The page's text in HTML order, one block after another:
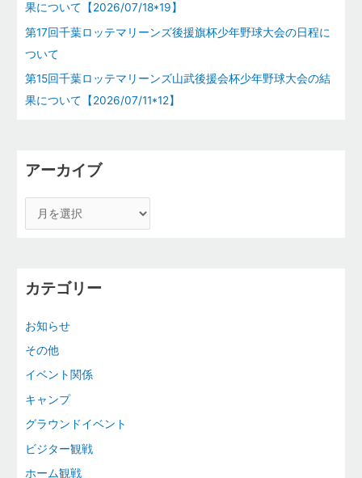
果について【2026/07/18*19】
第17回千葉ロッテマリーンズ後援旗杯少年野球大会の日程に
ついて
第15回千葉ロッテマリーンズ山武後援会杯少年野球大会の結
果について【2026/07/11*12】
アーカイブ
カテゴリー
お知らせ
その他
イベント関係
キャンプ
グラウンドイベント
ビジター観戦
ホーム観戦